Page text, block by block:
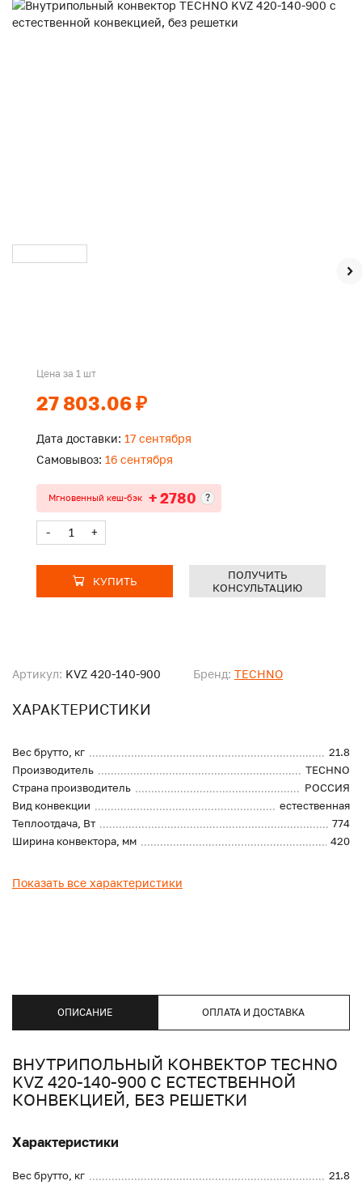
Артикул: KVZ 420-140-900 Бренд: TECHNO
ХАРАКТЕРИСТИКИ
Вес брутто, кг
21.8
Производитель
TECHNO
Страна производитель
РОССИЯ
Вид конвекции
естественная
Теплоотдача, Вт
774
Ширина конвектора, мм
420
Показать все характеристики
Цена за 1 шт
27 803.06 ₽
Дата доставки: 17 сентября
Самовывоз: 16 сентября
Мгновенный кеш-бэк + 2780 ?
- +
КУПИТЬ
ПОЛУЧИТЬ
КОНСУЛЬТАЦИЮ
ОПИСАНИЕ ОПЛАТА И ДОСТАВКА
ВНУТРИПОЛЬНЫЙ КОНВЕКТОР TECHNO
KVZ 420-140-900 С ЕСТЕСТВЕННОЙ
КОНВЕКЦИЕЙ, БЕЗ РЕШЕТКИ
Характеристики
Вес брутто, кг
21.8